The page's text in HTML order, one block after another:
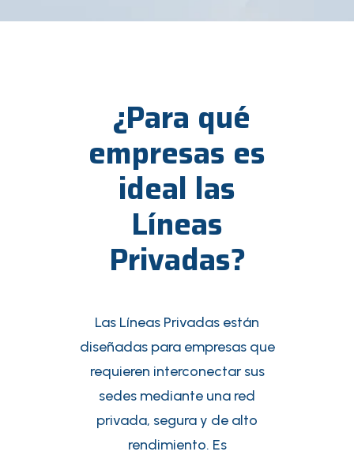
¿Para qué
empresas es
ideal las
Líneas
Privadas?
Las Líneas Privadas están
diseñadas para empresas que
requieren interconectar sus
sedes mediante una red
privada, segura y de alto
rendimiento. Es